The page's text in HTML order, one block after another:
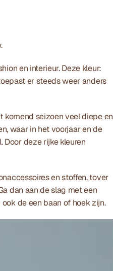
en interieur. Deze kleur:
er steeds weer anders
komend seizoen veel diepe en
waar in het voorjaar en de
deze rijke kleuren
en stoffen, tover
dan aan de slag met een
de een baan of hoek zijn.